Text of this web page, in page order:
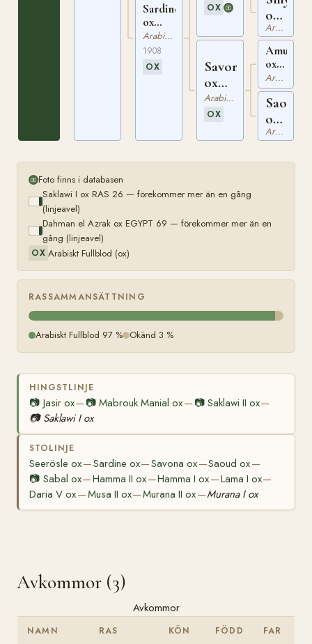
Sardine
ox
WEIL
215
Arabiskt Fullblod
1908
OX
169
OX
Savona
ox
WEIL
176
Arabiskt Fullblod
OX
ox
WEIL
167
Arabiskt Fullblod
Amurath
ox
WEIL
130
Arabiskt Fullblod
Saoud
ox
WEIL
Arabiskt Fullblod
Foto finns i databasen
Saklawi I ox RAS 26 — förekommer mer än en gång
(linjeavel)
Dahman el Azrak ox EGYPT 69 — förekommer mer än en
gång (linjeavel)
OX Arabiskt Fullblod (ox)
RASSAMMANSÄTTNING
Arabiskt Fullblod 97 % Okänd 3 %
HINGSTLINJE
📷 Jasir ox— 📷Mabrouk Manial ox— 📷 Saklawi II ox—
📷 Saklawi I ox
STOLINJE
Seerösle ox—Sardine ox—Savona ox—Saoud ox—
📷 Sabal ox—Hamma II ox—Hamma I ox—Lama I ox—
Daria V ox—Musa II ox—Murana II ox—Murana I ox
Avkommor (3)
Avkommor
NAMN RAS KÖN FÖDD FAR